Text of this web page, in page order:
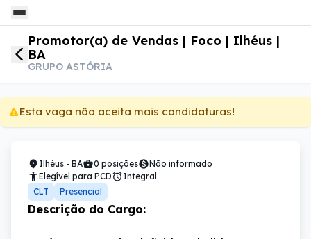
Promotor(a) de Vendas | Foco | Ilhéus |
BA
GRUPO ASTÓRIA
Esta vaga não aceita mais candidaturas!
Ilhéus - BA 0 posições
Não informado
Elegível para PCD
Integral
CLT
Presencial
Descrição do Cargo: